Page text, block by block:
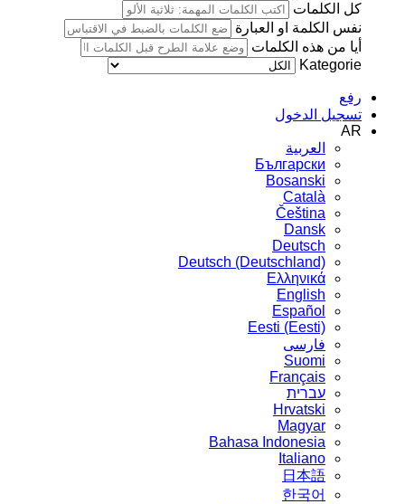
كل الكلمات
نفس الكلمة او العبارة
أيا من هذه الكلمات
Kategorie
رفع
تسجيل الدخول
AR
العربية
Български
Bosanski
Сatalà
Čeština
Dansk
Deutsch
Deutsch (Deutschland)
Ελληνικά
English
Español
Eesti (Eesti)
فارسی
Suomi
Français
עברית
Hrvatski
Magyar
Bahasa Indonesia
Italiano
日本語
한국어